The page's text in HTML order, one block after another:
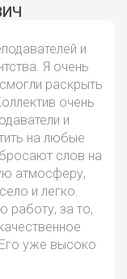
и
Я очень
раскрыть
очень
и
на любые
слов на
атмосферу,
и легко.
работу, за то,
уже высоко